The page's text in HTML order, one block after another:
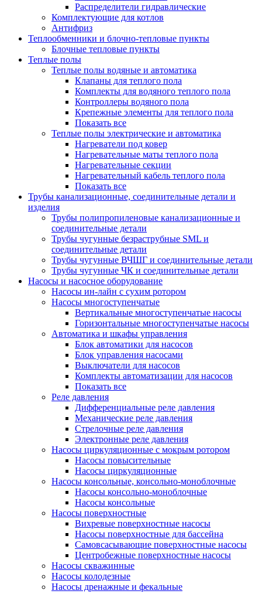
Распределители гидравлические
Комплектующие для котлов
Антифриз
Теплообменники и блочно-тепловые пункты
Блочные тепловые пункты
Теплые полы
Теплые полы водяные и автоматика
Клапаны для теплого пола
Комплекты для водяного теплого пола
Контроллеры водяного пола
Крепежные элементы для теплого пола
Показать все
Теплые полы электрические и автоматика
Нагреватели под ковер
Нагревательные маты теплого пола
Нагревательные секции
Нагревательный кабель теплого пола
Показать все
Трубы канализационные, соединительные детали и
изделия
Трубы полипропиленовые канализационные и
соединительные детали
Трубы чугунные безраструбные SML и
соединительные детали
Трубы чугунные ВЧШГ и соединительные детали
Трубы чугунные ЧК и соединительные детали
Насосы и насосное оборудование
Насосы ин-лайн с сухим ротором
Насосы многоступенчатые
Вертикальные многоступенчатые насосы
Горизонтальные многоступенчатые насосы
Автоматика и шкафы управления
Блок автоматики для насосов
Блок управления насосами
Выключатели для насосов
Комплекты автоматизации для насосов
Показать все
Реле давления
Дифференциальные реле давления
Механические реле давления
Стрелочные реле давления
Электронные реле давления
Насосы циркуляционные с мокрым ротором
Насосы повысительные
Насосы циркуляционные
Насосы консольные, консольно-моноблочные
Насосы консольно-моноблочные
Насосы консольные
Насосы поверхностные
Вихревые поверхностные насосы
Насосы поверхностные для бассейна
Самовсасывающие поверхностные насосы
Центробежные поверхностные насосы
Насосы скважинные
Насосы колодезные
Насосы дренажные и фекальные